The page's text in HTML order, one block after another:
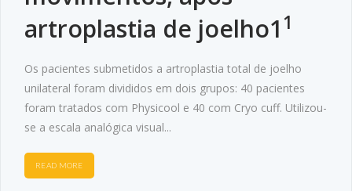
artroplastia de joelho1 1
Os pacientes submetidos a artroplastia total de joelho
unilateral foram divididos em dois grupos: 40 pacientes
foram tratados com Physicool e 40 com Cryo cuff. Utilizou-
se a escala analógica visual...
READ MORE